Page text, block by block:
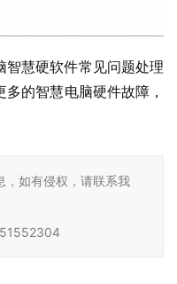
智慧硬软件常见问题处理
的智慧电脑硬件故障，
，如有侵权，请联系我